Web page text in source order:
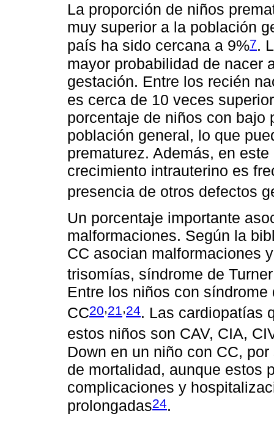
La proporción de niños
muy superior a la población
país ha sido cercana a 9%7.
mayor probabilidad de nacer
gestación. Entre los recién
es cerca de 10 veces
porcentaje de niños con bajo
población general, lo que
prematurez. Además, en
crecimiento intrauterino es
presencia de otros defectos
Un porcentaje importante
malformaciones. Según la
CC asocian malformaciones
trisomías, síndrome de
Entre los niños con
CC20,21,24. Las cardiopatías
estos niños son CAV, CIA,
Down en un niño con CC,
de mortalidad, aunque estos
complicaciones y
prolongadas24.